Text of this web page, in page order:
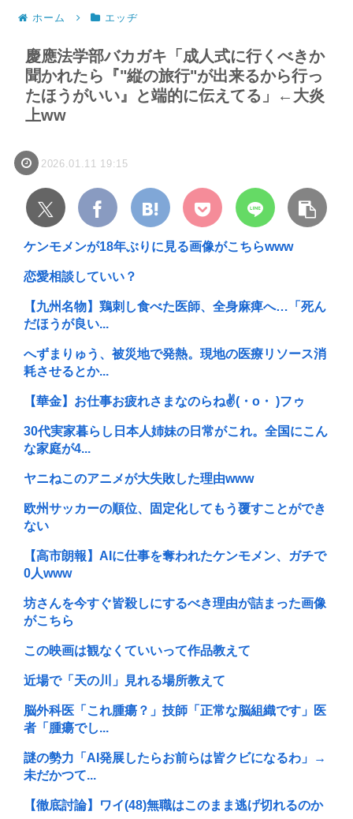
ホーム エッヂ
慶應法学部バカガキ「成人式に行くべきか
聞かれたら『"縦の旅行"が出来るから行っ
たほうがいい』と端的に伝えてる」←大炎
上ww
2026.01.11 19:15
ケンモメンが18年ぶりに見る画像がこちらwww
恋愛相談していい？
【九州名物】鶏刺し食べた医師、全身麻痺へ…「死ん
だほうが良い...
へずまりゅう、被災地で発熱。現地の医療リソース消
耗させるとか...
【華金】お仕事お疲れさまなのらね✌(・o・ )フゥ
30代実家暮らし日本人姉妹の日常がこれ。全国にこん
な家庭が4...
ヤニねこのアニメが大失敗した理由www
欧州サッカーの順位、固定化してもう覆すことができ
ない
【高市朗報】AIに仕事を奪われたケンモメン、ガチで
0人www
坊さんを今すぐ皆殺しにするべき理由が詰まった画像
がこちら
この映画は観なくていいって作品教えて
近場で「天の川」見れる場所教えて
脳外科医「これ腫瘍？」技師「正常な脳組織です」医
者「腫瘍でし...
謎の勢力「AI発展したらお前らは皆クビになるわ」→
未だかつて...
【徹底討論】ワイ(48)無職はこのまま逃げ切れるのか